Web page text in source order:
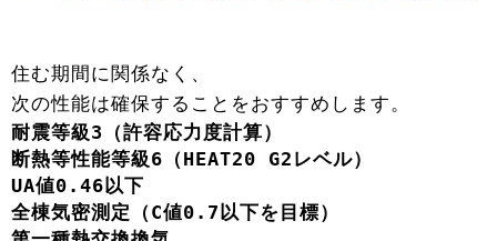
住む期間に関係なく、
次の性能は確保することをおすすめします。
耐震等級3（許容応力度計算）
断熱等性能等級6（HEAT20 G2レベル）
UA値0.46以下
全棟気密測定（C値0.7以下を目標）